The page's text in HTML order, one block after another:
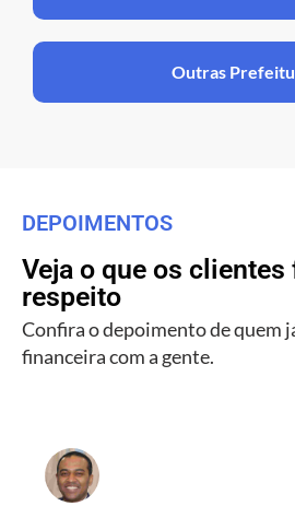
Outras
DEPOIMENTOS
Veja o que os
respeito
Confira o depoimento de quem
financeira com a gente.